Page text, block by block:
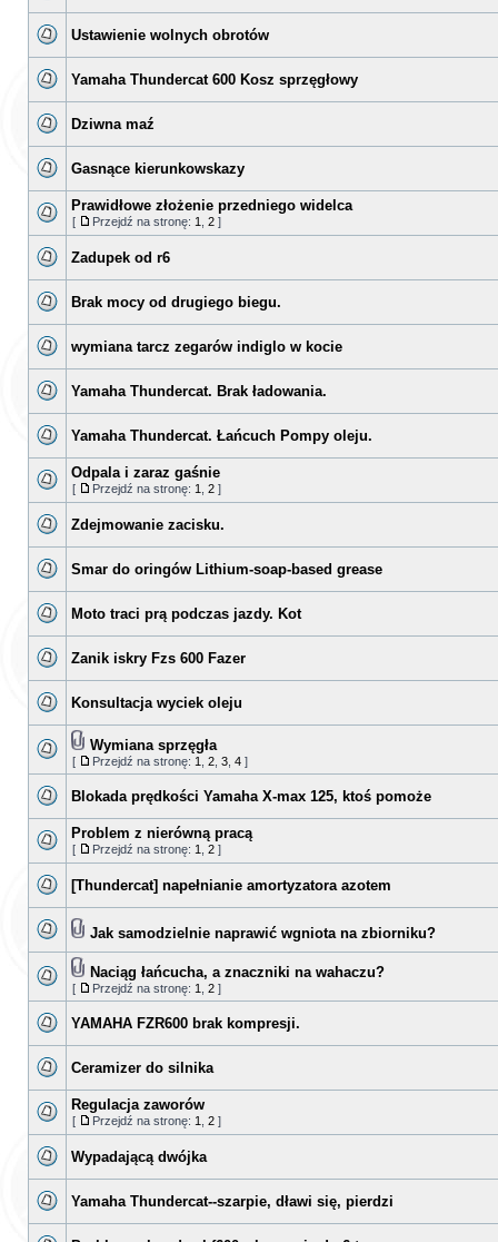
Ustawienie wolnych obrotów
Yamaha Thundercat 600 Kosz sprzęgłowy
Dziwna maź
Gasnące kierunkowskazy
Prawidłowe złożenie przedniego widelca
[ Przejdź na stronę: 1 2 ]
Zadupek od r6
Brak mocy od drugiego biegu.
wymiana tarcz zegarów indiglo w kocie
Yamaha Thundercat. Brak ładowania.
Yamaha Thundercat. Łańcuch Pompy oleju.
Odpala i zaraz gaśnie
[ Przejdź na stronę: 1 2 ]
Zdejmowanie zacisku.
Smar do oringów Lithium-soap-based grease
Moto traci prą podczas jazdy. Kot
Zanik iskry Fzs 600 Fazer
Konsultacja wyciek oleju
Wymiana sprzęgła
[ Przejdź na stronę: 1 2 3 4 ]
Blokada prędkości Yamaha X-max 125, ktoś pomoże
Problem z nierówną pracą
[ Przejdź na stronę: 1 2 ]
[Thundercat] napełnianie amortyzatora azotem
Jak samodzielnie naprawić wgniota na zbiorniku?
Naciąg łańcucha, a znaczniki na wahaczu?
[ Przejdź na stronę: 1 2 ]
YAMAHA FZR600 brak kompresji.
Ceramizer do silnika
Regulacja zaworów
[ Przejdź na stronę: 1 2 ]
Wypadającą dwójka
Yamaha Thundercat--szarpie, dławi się, pierdzi